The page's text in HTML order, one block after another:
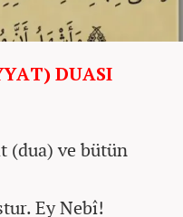
DUASI
(dua) ve bütün
Ey Nebî!